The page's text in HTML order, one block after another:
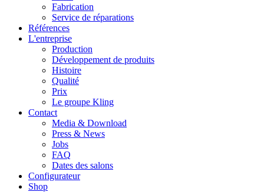
Fabrication
Service de réparations
Références
L'entreprise
Production
Développement de produits
Histoire
Qualité
Prix
Le groupe Kling
Contact
Media & Download
Press & News
Jobs
FAQ
Dates des salons
Configurateur
Shop